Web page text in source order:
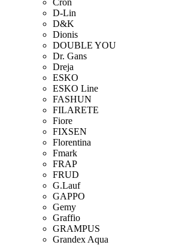
Cron
D-Lin
D&K
Dionis
DOUBLE YOU
Dr. Gans
Dreja
ESKO
ESKO Line
FASHUN
FILARETE
Fiore
FIXSEN
Florentina
Fmark
FRAP
FRUD
G.Lauf
GAPPO
Gemy
Graffio
GRAMPUS
Grandex Aqua